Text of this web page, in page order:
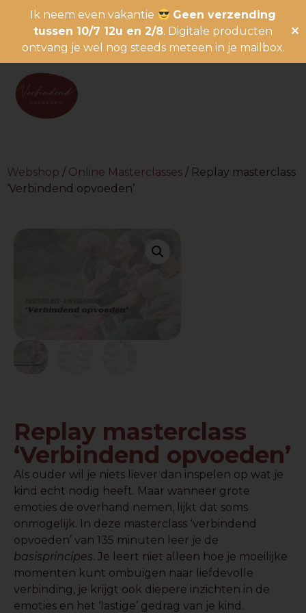
Ik neem even vakantie
Geen verzending
tussen 10/7 12u en 2/8. Digitale producten
ontvang je wel nog steeds meteen in je mailbox.
✕
Webshop / Online Masterclasses / Replay masterclass
‘Verbindend opvoeden’
Replay masterclass
‘Verbindend opvoeden’
Als ouder wil je niets liever dan inspelen op wat je
kind echt nodig heeft. Maar wanneer grote
emoties de overhand nemen, lijkt dat soms
onmogelijk. In deze masterclass ‘verbindend
opvoeden’ van 135 minuten leer je de
basisprincipes. Je leert niet alleen hoe je moeilijke
momenten kunt ombuigen naar liefdevolle
verbinding, je krijgt ook diepere inzichten in de
emoties en het ‘lastige’ gedrag van je kind.